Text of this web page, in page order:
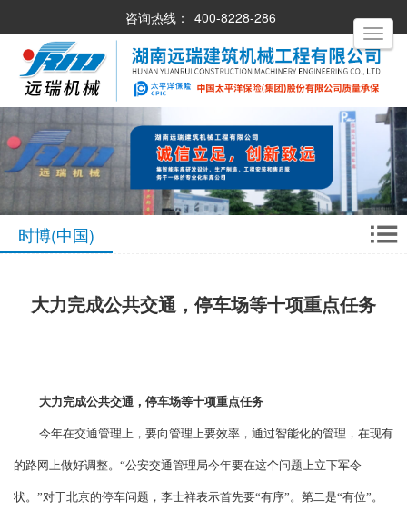
咨询热线： 400-8228-286
时博(中国)
大力完成公共交通，停车场等十项重点任务
大力完成公共交通，停车场等十项重点任务
今年在交通管理上，要向管理上要效率，通过智能化的管理，在现有
的路网上做好调整。“公安交通管理局今年要在这个问题上立下军令
状。”对于北京的停车问题，李士祥表示首先要“有序”。第二是“有位”。
Toggle